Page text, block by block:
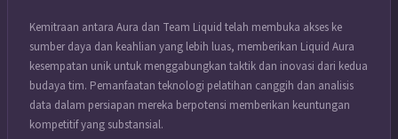
Kemitraan antara Aura dan Team Liquid telah membuka akses ke
sumber daya dan keahlian yang lebih luas, memberikan Liquid Aura
kesempatan unik untuk menggabungkan taktik dan inovasi dari kedua
budaya tim. Pemanfaatan teknologi pelatihan canggih dan analisis
data dalam persiapan mereka berpotensi memberikan keuntungan
kompetitif yang substansial.